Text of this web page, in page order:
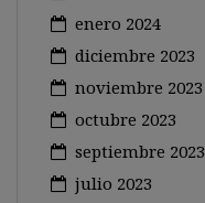
enero 2024
diciembre 2023
noviembre 2023
octubre 2023
septiembre 2023
julio 2023